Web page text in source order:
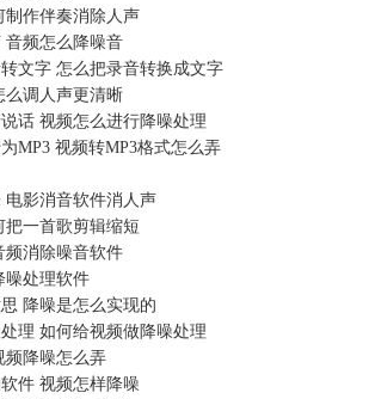
制作伴奏消除人声
音频怎么降噪音
文字 怎么把录音转换成文字
么调人声更清晰
话 视频怎么进行降噪处理
MP3 视频转MP3格式怎么弄
电影消音软件消人声
一首歌剪辑缩短
频消除噪音软件
噪处理软件
降噪是怎么实现的
理 如何给视频做降噪处理
频降噪怎么弄
件 视频怎样降噪